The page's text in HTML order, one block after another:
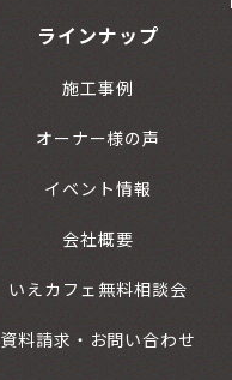
ラインナップ
施工事例
オーナー様の声
イベント情報
会社概要
いえカフェ無料相談会
資料請求・お問い合わせ